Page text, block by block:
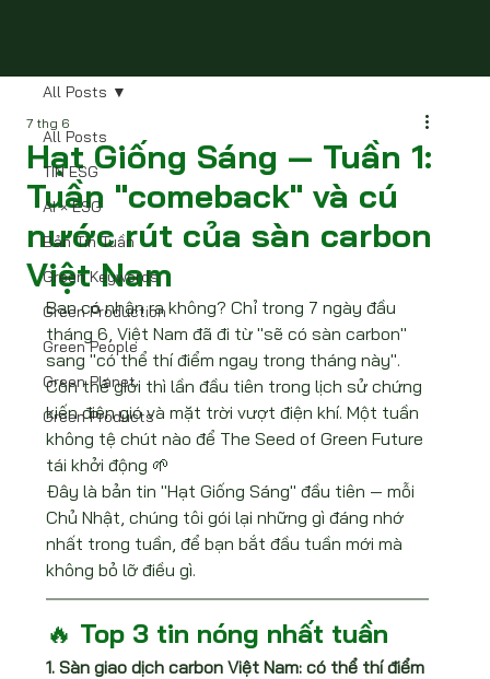
All Posts
TIN ESG
AI × ESG
Bản Tin Tuần
Green Keywords
Green Production
Green People
Green Planet
Green Products
All Posts
Hạt Giống Sáng — Tuần 1:
Tuần "comeback" và cú
nước rút của sàn carbon
Việt Nam
7 thg 6
Bạn có nhận ra không? Chỉ trong 7 ngày đầu
tháng 6, Việt Nam đã đi từ "sẽ có sàn carbon"
sang "có thể thí điểm ngay trong tháng này".
Còn thế giới thì lần đầu tiên trong lịch sử chứng
kiến điện gió và mặt trời vượt điện khí. Một tuần
không tệ chút nào để The Seed of Green Future
tái khởi động 🌱
Đây là bản tin "Hạt Giống Sáng" đầu tiên — mỗi
Chủ Nhật, chúng tôi gói lại những gì đáng nhớ
nhất trong tuần, để bạn bắt đầu tuần mới mà
không bỏ lỡ điều gì.
🔥 Top 3 tin nóng nhất tuần
1. Sàn giao dịch carbon Việt Nam: có thể thí điểm